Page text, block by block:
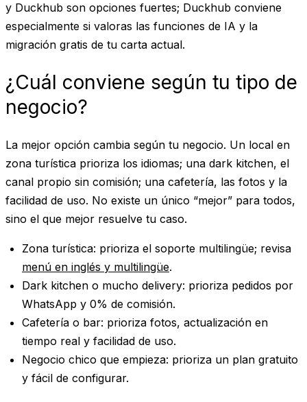
y Duckhub son opciones fuertes; Duckhub conviene
especialmente si valoras las funciones de IA y la
migración gratis de tu carta actual.
¿Cuál conviene según tu tipo de
negocio?
La mejor opción cambia según tu negocio. Un local en
zona turística prioriza los idiomas; una dark kitchen, el
canal propio sin comisión; una cafetería, las fotos y la
facilidad de uso. No existe un único “mejor” para todos,
sino el que mejor resuelve tu caso.
Zona turística: prioriza el soporte multilingüe; revisa
menú en inglés y multilingüe.
Dark kitchen o mucho delivery: prioriza pedidos por
WhatsApp y 0% de comisión.
Cafetería o bar: prioriza fotos, actualización en
tiempo real y facilidad de uso.
Negocio chico que empieza: prioriza un plan gratuito
y fácil de configurar.